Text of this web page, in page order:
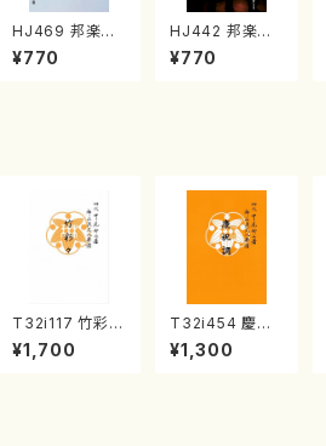
HJ469 邦楽ジ
ャーナルVol.46
9（26年2月号）
¥770
HJ442 邦楽ジ
ャーナル VOL.
442 2023年1
¥770
T32i117 竹彩々
（尺八/初代 山本
邦山/尺八/都山
¥1,700
T32i454 慶祝
調（尺八/久本玄
智/楽譜）都山流
¥1,300